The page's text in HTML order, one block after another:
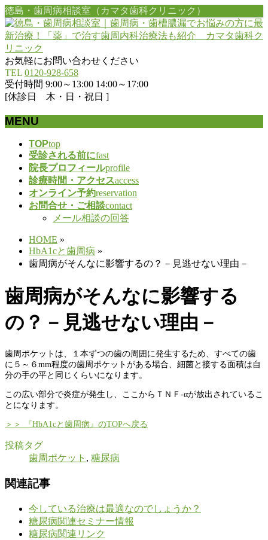
徳島・歯周病相談室（カマタ歯科クリニック）
お気軽にお問い合わせください
TEL 0120-928-658
受付時間 9:00～13:00 14:00～17:00
[休診日 木・日・祝日 ]
MENU
TOPtop
受診される前にfast
院長プロフィールprofile
診療時間・アクセスaccess
オンライン予約reservation
お問合せ・ご相談contact
メール相談の回答
HOME »
HbA1cと歯周病 »
歯周病がそんなに影響するの？－見逃せない理由－
歯周病がそんなに影響する
の？－見逃せない理由－
歯周ポケットは、１本ずつの歯の周囲に発生するため、すべての歯
に５～６mm程度の歯周ポケットがある場合、細菌と接する面積は自
分の手の平と同じくらいになります。
この広い部分で炎症が発生し、ここからＴＮＦ-αが放出されているこ
とになります。
＞＞ 『HbA1cと歯周病』のTOPへ戻る
投稿タグ
歯周ポケット , 糖尿病
関連記事
今している治療は最適なのでしょうか？
糖尿病関連セミナー情報
糖尿病関連リンク